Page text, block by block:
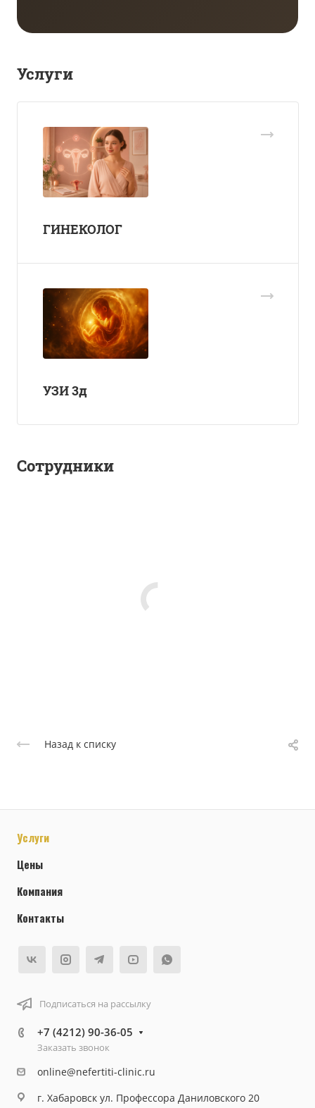
Услуги
ГИНЕКОЛОГ
УЗИ 3д
Сотрудники
Назад к списку
Услуги
Цены
Компания
Контакты
Подписаться на рассылку
+7 (4212) 90-36-05
Заказать звонок
online@nefertiti-clinic.ru
г. Хабаровск ул. Профессора Даниловского 20